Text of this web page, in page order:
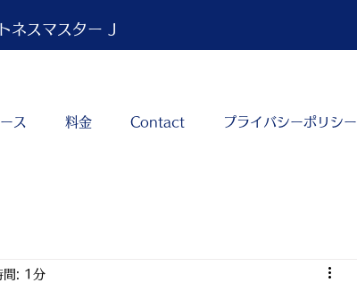
ネスマスター J
ス 料金 Contact プライバシーポリシー
間: 1分